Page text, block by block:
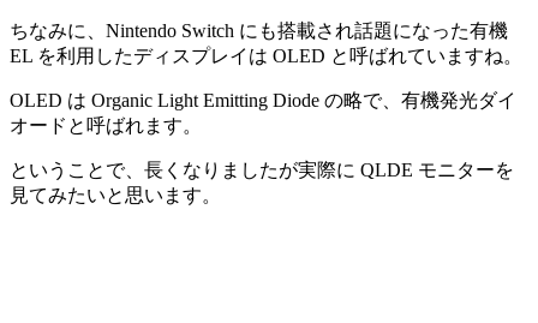
ちなみに、Nintendo Switch にも搭載され話題になった有機
EL を利用したディスプレイは OLED と呼ばれていますね。
OLED は Organic Light Emitting Diode の略で、有機発光ダイ
オードと呼ばれます。
ということで、長くなりましたが実際に QLDE モニターを
見てみたいと思います。